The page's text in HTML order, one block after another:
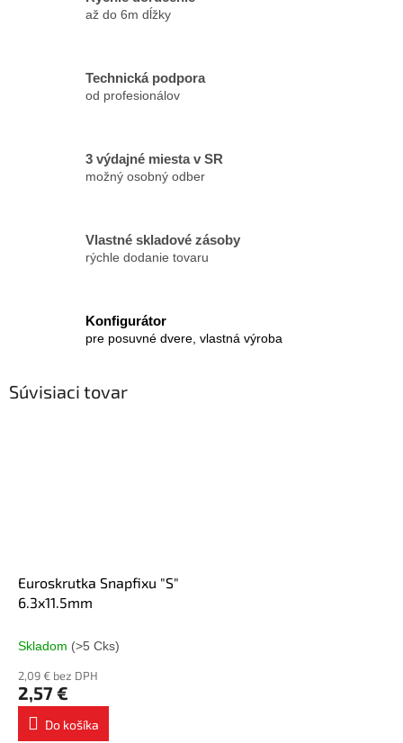
až do 6m dĺžky
Technická podpora
od profesionálov
3 výdajné miesta v SR
možný osobný odber
Vlastné skladové zásoby
rýchle dodanie tovaru
Konfigurátor
pre posuvné dvere, vlastná výroba
Súvisiaci tovar
Euroskrutka Snapfixu "S"
6.3x11.5mm
Skladom (>5 Cks)
2,09 € bez DPH
2,57 €
Do košíka